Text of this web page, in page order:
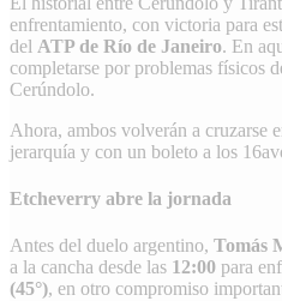
enfrentamiento, con victoria para
del ATP de Río de Janeiro. En
completarse por problemas físicos
Cerúndolo.
Ahora, ambos volverán a cruzarse
jerarquía y con un boleto a los
Etcheverry abre la jornada
Antes del duelo argentino, Tomás
a la cancha desde las 12:00 para
(45°), en otro compromiso